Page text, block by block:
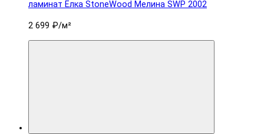
ламинат Ëлка StoneWood Мелина SWP 2002
2 699 ₽/м²